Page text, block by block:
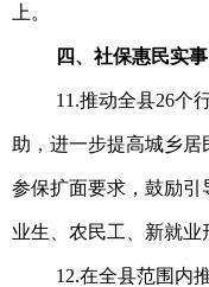
上。
四、社保惠民实事
11.推动全县26个
助，进一步提高城乡
参保扩面要求，鼓励
业生、农民工、新就业
12.在全县范围内